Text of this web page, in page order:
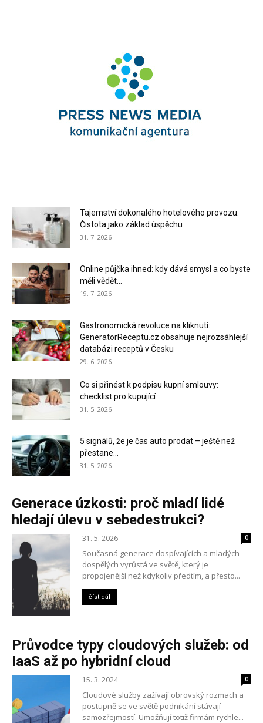
Tajemství dokonalého hotelového provozu:
Čistota jako základ úspěchu
31. 7. 2026
Online půjčka ihned: kdy dává smysl a co byste
měli vědět...
19. 7. 2026
Gastronomická revoluce na kliknutí:
GeneratorReceptu.cz obsahuje nejrozsáhlejší
databázi receptů v Česku
29. 6. 2026
Co si přinést k podpisu kupní smlouvy:
checklist pro kupující
31. 5. 2026
5 signálů, že je čas auto prodat – ještě než
přestane...
31. 5. 2026
Generace úzkosti: proč mladí lidé
hledají úlevu v sebedestrukci?
31. 5. 2026 0
Současná generace dospívajících a mladých
dospělých vyrůstá ve světě, který je
propojenější než kdykoliv předtím, a přesto...
číst dál
Průvodce typy cloudových služeb: od
IaaS až po hybridní cloud
15. 3. 2024 0
Cloudové služby zažívají obrovský rozmach a
postupně se ve světě podnikání stávají
samozřejmostí. Umožňují totiž firmám rychle...